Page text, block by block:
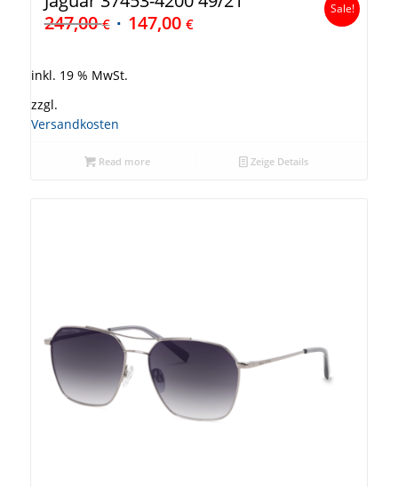
247,00€ 147,00 €
Sale!
inkl. 19 % MwSt.
zzgl.
Versandkosten
Read more Zeige Details